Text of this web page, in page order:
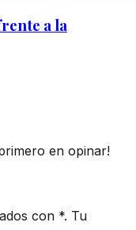
a la
en opinar!
con *. Tu